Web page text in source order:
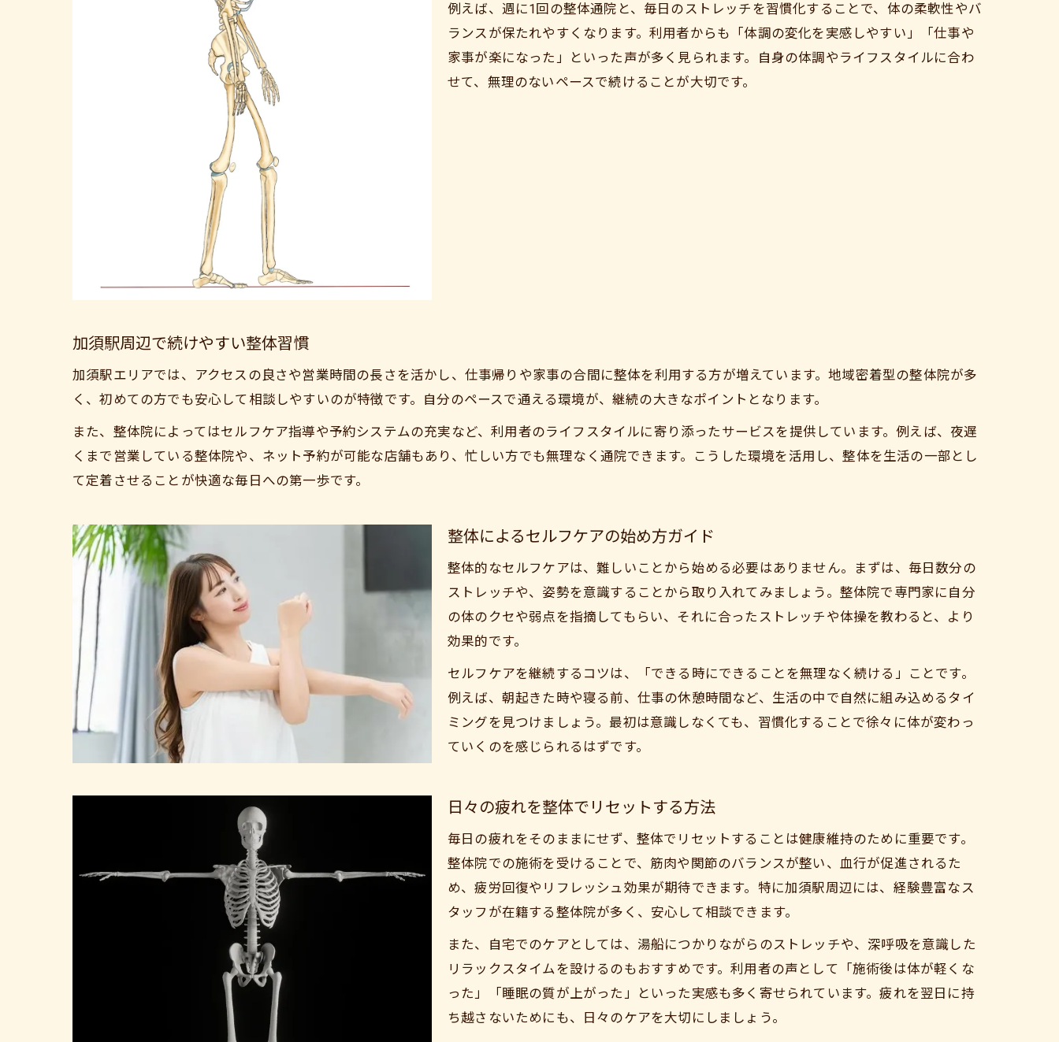
忙しい人におすすめの整体習慣の始め方
時短でできる整体習慣の導入ポイント
忙しくても続く整体セルフケアの工夫
整体の力で日常のストレスを軽減する方法
例えば、週に1回の整体通院と、毎日のストレッチを習慣化することで、体の柔軟性やバ
ランスが保たれやすくなります。利用者からも「体調の変化を実感しやすい」「仕事や
家事が楽になった」といった声が多く見られます。自身の体調やライフスタイルに合わ
せて、無理のないペースで続けることが大切です。
加須駅周辺で続けやすい整体習慣
加須駅エリアでは、アクセスの良さや営業時間の長さを活かし、仕事帰りや家事の合間に整体を利用する方が増えています。地域密着型の整体院が多
く、初めての方でも安心して相談しやすいのが特徴です。自分のペースで通える環境が、継続の大きなポイントとなります。
また、整体院によってはセルフケア指導や予約システムの充実など、利用者のライフスタイルに寄り添ったサービスを提供しています。例えば、夜遅
くまで営業している整体院や、ネット予約が可能な店舗もあり、忙しい方でも無理なく通院できます。こうした環境を活用し、整体を生活の一部とし
て定着させることが快適な毎日への第一歩です。
整体によるセルフケアの始め方ガイド
整体的なセルフケアは、難しいことから始める必要はありません。まずは、毎日数分の
ストレッチや、姿勢を意識することから取り入れてみましょう。整体院で専門家に自分
の体のクセや弱点を指摘してもらい、それに合ったストレッチや体操を教わると、より
効果的です。
セルフケアを継続するコツは、「できる時にできることを無理なく続ける」ことです。
例えば、朝起きた時や寝る前、仕事の休憩時間など、生活の中で自然に組み込めるタイ
ミングを見つけましょう。最初は意識しなくても、習慣化することで徐々に体が変わっ
ていくのを感じられるはずです。
日々の疲れを整体でリセットする方法
毎日の疲れをそのままにせず、整体でリセットすることは健康維持のために重要です。
整体院での施術を受けることで、筋肉や関節のバランスが整い、血行が促進されるた
め、疲労回復やリフレッシュ効果が期待できます。特に加須駅周辺には、経験豊富なス
タッフが在籍する整体院が多く、安心して相談できます。
また、自宅でのケアとしては、湯船につかりながらのストレッチや、深呼吸を意識した
リラックスタイムを設けるのもおすすめです。利用者の声として「施術後は体が軽くな
った」「睡眠の質が上がった」といった実感も多く寄せられています。疲れを翌日に持
ち越さないためにも、日々のケアを大切にしましょう。